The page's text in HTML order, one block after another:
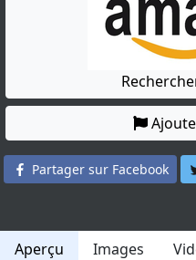
Partager sur Facebook
Aperçu Images